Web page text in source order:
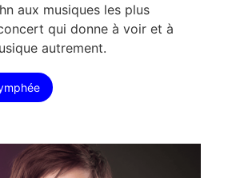
aux musiques les plus
qui donne à voir et à
autrement.